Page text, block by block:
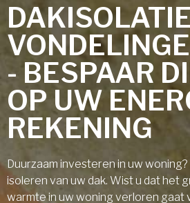
DAKISOLATIE
- BESPAAR
OP UW
REKENING
Duurzaam investeren in uw
isoleren van uw dak. Wist u dat het
warmte in uw woning verloren gaat